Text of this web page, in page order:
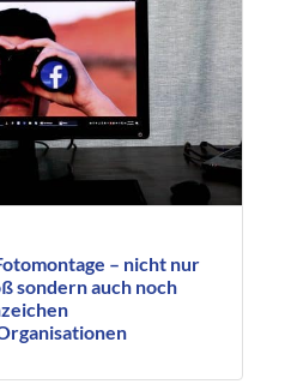
– nicht nur
sondern auch noch